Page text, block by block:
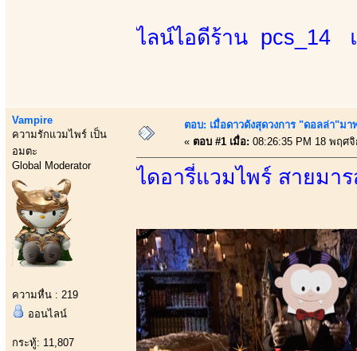
ไลน์ไอดีร้าน pcs_14
Vampire
ความรักแวมไพร์ เป็น
อมตะ
Global Moderator
ความหื่น : 219
ออนไลน์
กระทู้: 11,807
ตอบ: เมื่อดาวดังสุดวงการ "ดอลล่า"มา
« ตอบ #1 เมื่อ: 08:26:35 PM 18 พฤศ
ไดอารี่แวมไพร์ สายมา